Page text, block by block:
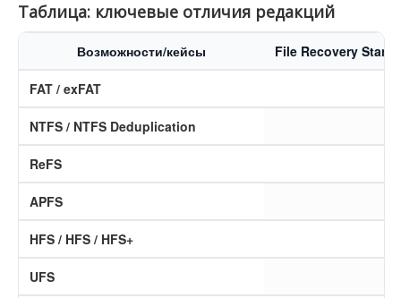
Таблица: ключевые отличия редакций
Возможности/кейсы File Recovery
FAT / exFAT
NTFS / NTFS Deduplication
ReFS
APFS
HFS / HFS / HFS+
UFS